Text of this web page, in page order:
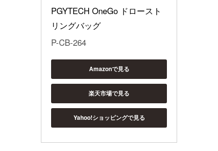
PGYTECH OneGo ドロースト
リングバッグ
P-CB-264
Amazonで見る
楽天市場で見る
Yahoo!ショッピングで見る